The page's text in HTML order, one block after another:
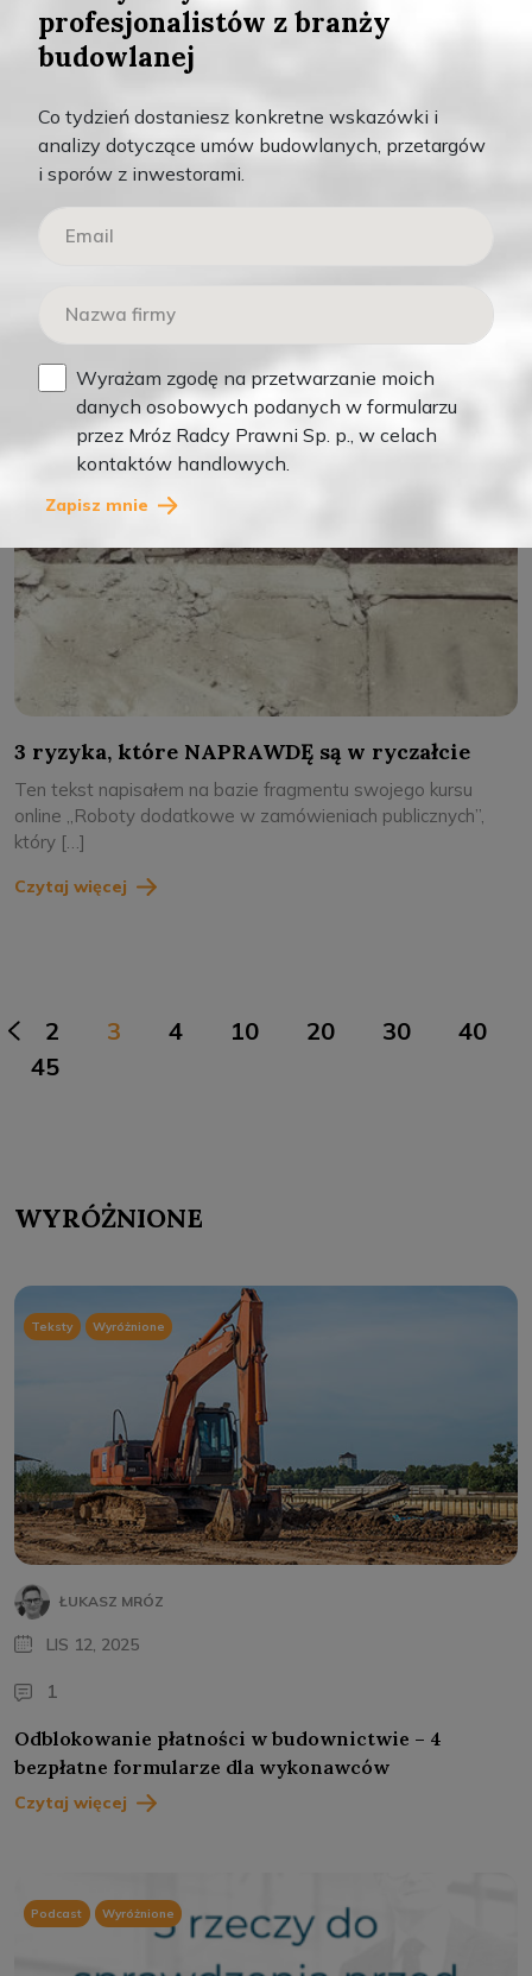
budżetu
Jedną z ważniejszych z punktu widzenia inwestora rzeczy
jest pewność budżetu, który ma wyłożyć na […]
Czytaj więcej
Teksty , Wideo
3 ryzyka, które NAPRAWDĘ są w ryczałcie
Ten tekst napisałem na bazie fragmentu swojego kursu
online „Roboty dodatkowe w zamówieniach publicznych”,
który […]
Czytaj więcej
< 2 3 4 10 20 30 40
45
WYRÓŻNIONE
Teksty Wyróżnione
ŁUKASZ MRÓZ
LIS 12, 2025
1
Odblokowanie płatności w budownictwie – 4
bezpłatne formularze dla wykonawców
Czytaj więcej
Podcast Wyróżnione
profesjonalistów z branży
budowlanej
Co tydzień dostaniesz konkretne wskazówki i
analizy dotyczące umów budowlanych, przetargów
i sporów z inwestorami.
Wyrażam zgodę na przetwarzanie moich
danych osobowych podanych w formularzu
przez Mróz Radcy Prawni Sp. p., w celach
kontaktów handlowych.
Zapisz mnie